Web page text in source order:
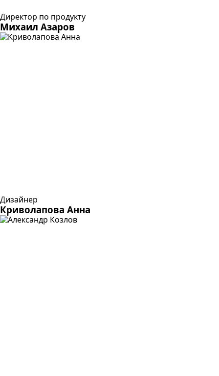
Директор по продукту
Михаил Азаров
Дизайнер
Криволапова Анна